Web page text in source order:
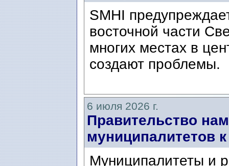
SMHI
восточной части
многих местах в
создают проблемы.
6 июля 2026 г.
Правительство
муниципалитетов
Муниципалитеты и